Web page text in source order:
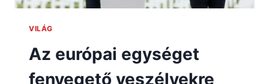
VILÁG
Az európai egységet
fenyegető veszélyekre